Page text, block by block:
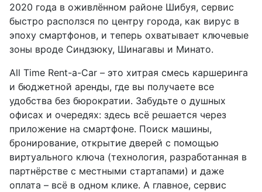
2020 года в оживлённом районе Шибуя, сервис
быстро расползся по центру города, как вирус в
эпоху смартфонов, и теперь охватывает ключевые
зоны вроде Синдзюку, Шинагавы и Минато.
All Time Rent-a-Car – это хитрая смесь каршеринга
и бюджетной аренды, где вы получаете все
удобства без бюрократии. Забудьте о душных
офисах и очередях: здесь всё решается через
приложение на смартфоне. Поиск машины,
бронирование, открытие дверей с помощью
виртуального ключа (технология, разработанная в
партнёрстве с местными стартапами) и даже
оплата – всё в одном клике. А главное, сервис